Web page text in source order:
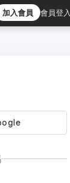
加入會員 會員登入